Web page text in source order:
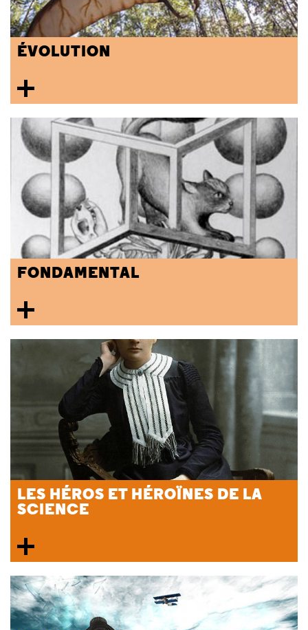
ÉVOLUTION
FONDAMENTAL
LES HÉROS ET HÉROÏNES DE LA
SCIENCE